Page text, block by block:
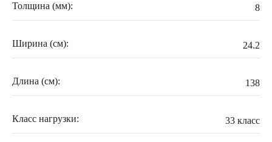
Толщина (мм): 8
Ширина (см): 24.2
Длина (см): 138
Класс нагрузки: 33 класс